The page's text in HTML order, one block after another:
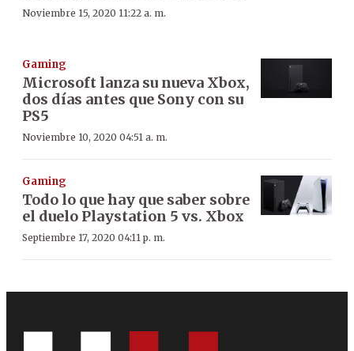
Noviembre 15, 2020 11:22 a. m.
Gaming
Microsoft lanza su nueva Xbox,
dos días antes que Sony con su
PS5
Noviembre 10, 2020 04:51 a. m.
Gaming
Todo lo que hay que saber sobre
el duelo Playstation 5 vs. Xbox
Septiembre 17, 2020 04:11 p. m.